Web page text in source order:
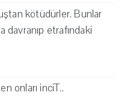
kötüdürler. Bunlar
davranıp etrafındaki
onları inciT..